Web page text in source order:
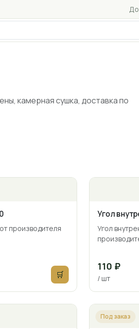
камерная сушка, доставка по
производителя
🛒
Угол
Угол
110 ₽
/ шт
Под заказ